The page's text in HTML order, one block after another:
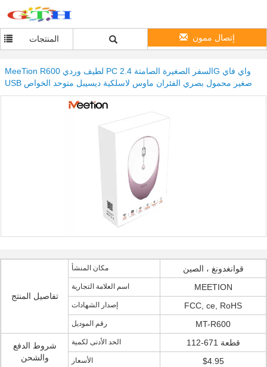
المنتجات إتصال ممون
MeeTion R600 لطيف وردي PC السفر الصغيرة الصامتة 2.4G واي فاي
USB صغير محمول بصري الفئران ماوس لاسلكية ديسيبل متوحد الخواص
تفاصيل المنتج
مكان المنشأ قوانغدونغ ، الصين
اسم العلامة التجارية MEETION
إصدار الشهادات FCC, ce, RoHS
رقم الموديل MT-R600
شروط الدفع
والشحن
الحد الأدنى لكمية 112-671 قطعة
الأسعار $4.95